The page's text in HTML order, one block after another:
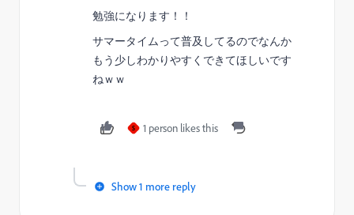
勉強になります！！
サマータイムって普及してるのでなんか
もう少しわかりやすくできてほしいです
ねｗｗ
S 1 person likes this
Show 1 more reply